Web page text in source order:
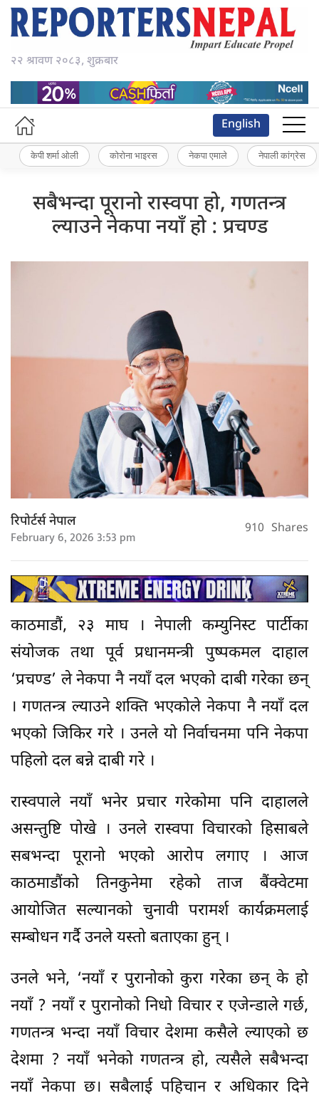
२२ श्रावण २०८३, शुक्रबार
English
केपी शर्मा ओली कोरोना भाइरस नेकपा एमाले नेपाली कांग्रेस
सबैभन्दा पूरानो रास्वपा हो, गणतन्त्र
ल्याउने नेकपा नयाँ हो : प्रचण्ड
रिपोर्टर्स नेपाल
February 6, 2026 3:53 pm 910 Shares
काठमाडौं, २३ माघ । नेपाली कम्युनिस्ट पार्टीका
संयोजक तथा पूर्व प्रधानमन्त्री पुष्पकमल दाहाल
‘प्रचण्ड’ ले नेकपा नै नयाँ दल भएको दाबी गरेका छन्
। गणतन्त्र ल्याउने शक्ति भएकोले नेकपा नै नयाँ दल
भएको जिकिर गरे । उनले यो निर्वाचनमा पनि नेकपा
पहिलो दल बन्ने दाबी गरे ।
रास्वपाले नयाँ भनेर प्रचार गरेकोमा पनि दाहालले
असन्तुष्टि पोखे । उनले रास्वपा विचारको हिसाबले
सबभन्दा पूरानो भएको आरोप लगाए । आज
काठमाडौंको तिनकुनेमा रहेको ताज बैंक्वेटमा
आयोजित सल्यानको चुनावी परामर्श कार्यक्रमलाई
सम्बोधन गर्दै उनले यस्तो बताएका हुन् ।
उनले भने, ‘नयाँ र पुरानोको कुरा गरेका छन् के हो
नयाँ ? नयाँ र पुरानोको निधो विचार र एजेन्डाले गर्छ,
गणतन्त्र भन्दा नयाँ विचार देशमा कसैले ल्याएको छ
देशमा ? नयाँ भनेको गणतन्त्र हो, त्यसैले सबैभन्दा
नयाँ नेकपा छ। सबैलाई पहिचान र अधिकार दिने